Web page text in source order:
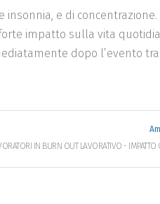
e di
impatto sulla vita
dopo l’evento
IN BURN OUT LAVORATIVO - IMPATTO